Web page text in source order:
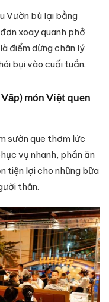
Vườn bù lại bằng
xoay quanh phở
điểm dừng chân lý
bụi vào cuối tuần.
món Việt quen
sườn que thơm lức
vụ nhanh, phần ăn
tiện lợi cho những bữa
thân.